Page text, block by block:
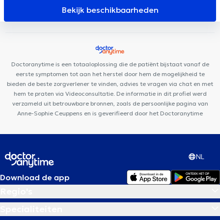
Cabinet Carsoel Centre Stay Strong sprl
Dental Clinic
Dentius Uccle
Centre médical des Nations
Centre de Kinésithérapie de l'épaule Bruxelles
Bekijk beschikbaarheden
Doctoranytime is een totaaloplossing die de patiënt bijstaat vanaf de
eerste symptomen tot aan het herstel door hem de mogelijkheid te
bieden de beste zorgverlener te vinden, advies te vragen via chat en met
hem te praten via Videoconsultatie. De informatie in dit profiel werd
verzameld uit betrouwbare bronnen, zoals de persoonlijke pagina van
Anne-Sophie Ceuppens en is geverifieerd door het Doctoranytime
NL
Download de app